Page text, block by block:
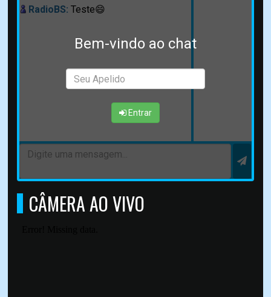
Bem-vindo ao chat
Entrar
RadioBS: Teste😄
CÂMERA AO VIVO